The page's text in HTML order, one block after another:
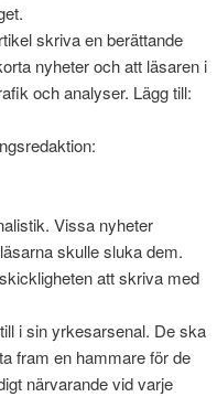
skriva en berät­tande
nyheter och att läsaren i
och analyser. Lägg till:
Vissa nyheter
skulle sluka dem.
att skriva med
i sin yrke­sarse­nal. De ska
fram en ham­mare för de
när­varande vid varje